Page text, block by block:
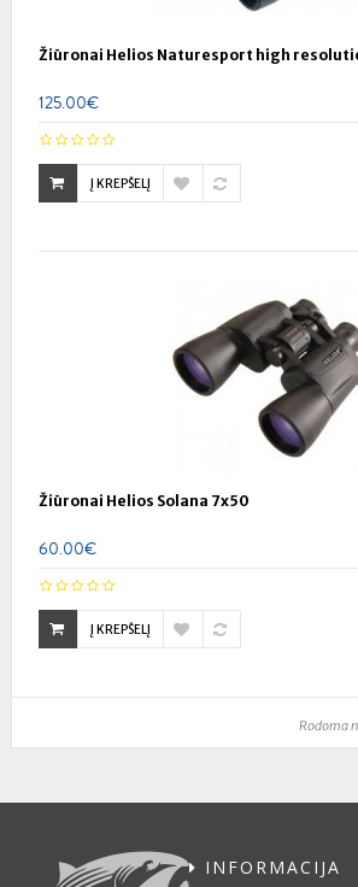
Žiūronai Helios Naturesport high
125.00€
Į KREPŠELĮ
Žiūronai Helios Solana 7x50
60.00€
Į KREPŠELĮ
Rodoma
INFORMACIJA